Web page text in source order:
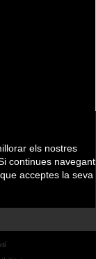
els nostres
continues navegant
acceptes la seva